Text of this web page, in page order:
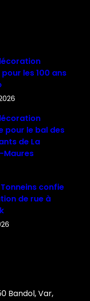
les 100 ans
pour le bal des
de La
Maures
confie
de rue à
Bandol, Var,